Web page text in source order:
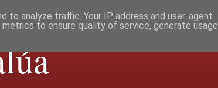
to analyze traffic. Your IP address and user-agent
to ensure quality of service, generate usage